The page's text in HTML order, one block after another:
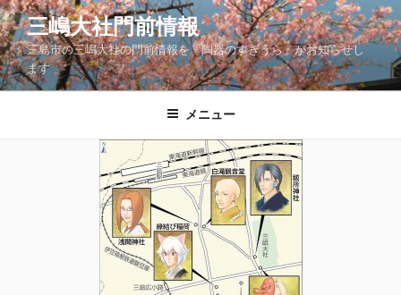
コ
ン
テ
ン
ツ
三嶋大社門前情報
三島市の三嶋大社の門前情報を「陶器のすぎうら」がお知らせし
ます
メニュー